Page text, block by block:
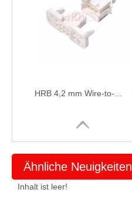
Ähnliche Neuigkeiten
Inhalt ist leer!